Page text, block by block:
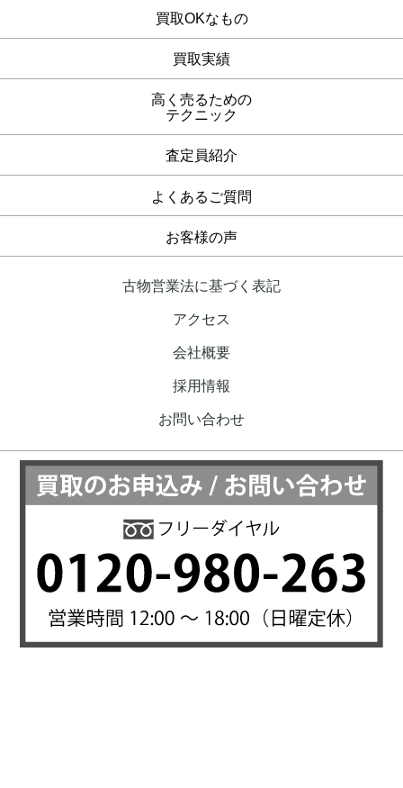
買取OKなもの
買取実績
高く売るための
テクニック
査定員紹介
よくあるご質問
お客様の声
古物営業法に基づく表記
アクセス
会社概要
採用情報
お問い合わせ